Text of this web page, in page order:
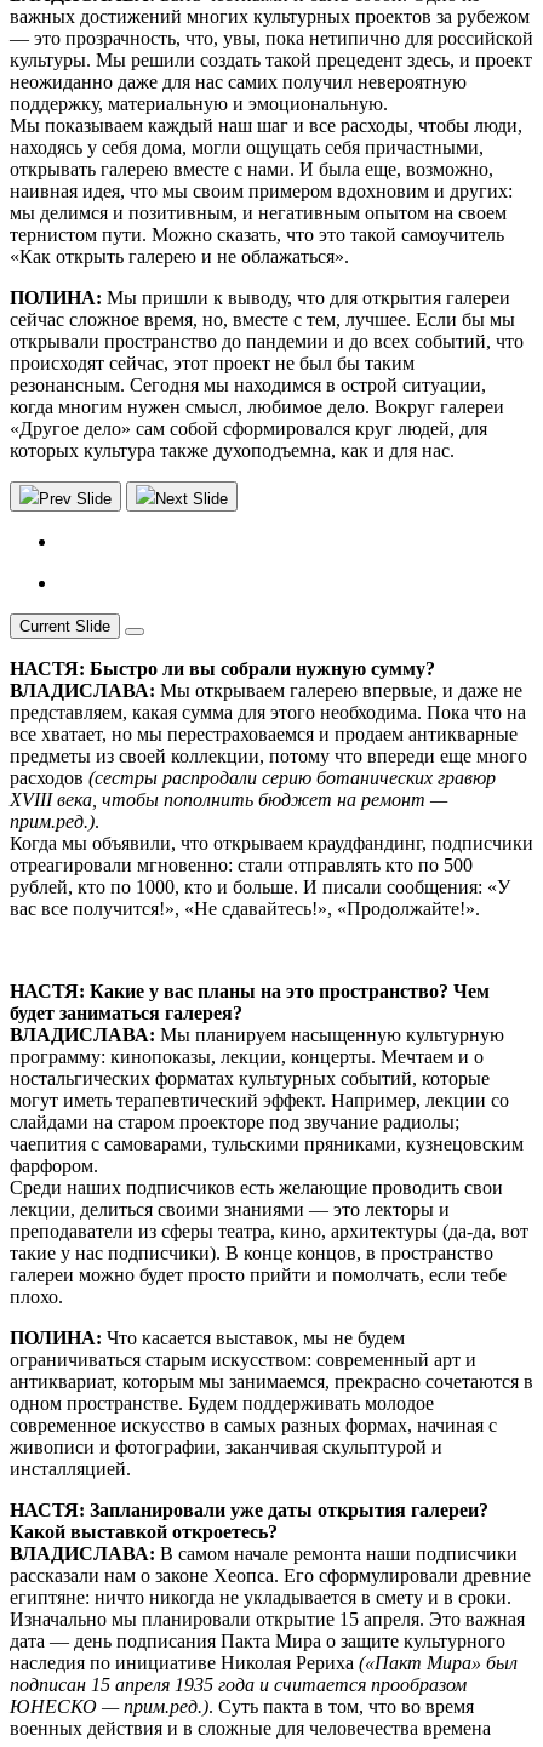
важных достижений многих культурных проектов за рубежом
— это прозрачность, что, увы, пока нетипично для российской
культуры. Мы решили создать такой прецедент здесь, и проект
неожиданно даже для нас самих получил невероятную
поддержку, материальную и эмоциональную.
Мы показываем каждый наш шаг и все расходы, чтобы люди,
находясь у себя дома, могли ощущать себя причастными,
открывать галерею вместе с нами. И была еще, возможно,
наивная идея, что мы своим примером вдохновим и других:
мы делимся и позитивным, и негативным опытом на своем
тернистом пути. Можно сказать, что это такой самоучитель
«Как открыть галерею и не облажаться».
ПОЛИНА: Мы пришли к выводу, что для открытия галереи
сейчас сложное время, но, вместе с тем, лучшее. Если бы мы
открывали пространство до пандемии и до всех событий, что
происходят сейчас, этот проект не был бы таким
резонансным. Сегодня мы находимся в острой ситуации,
когда многим нужен смысл, любимое дело. Вокруг галереи
«Другое дело» сам собой сформировался круг людей, для
которых культура также духоподъемна, как и для нас.
Prev Slide Next Slide
Current Slide
НАСТЯ: Быстро ли вы собрали нужную сумму?
ВЛАДИСЛАВА: Мы открываем галерею впервые, и даже не
представляем, какая сумма для этого необходима. Пока что на
все хватает, но мы перестраховаемся и продаем антикварные
предметы из своей коллекции, потому что впереди еще много
расходов (сестры распродали серию ботанических гравюр
XVIII века, чтобы пополнить бюджет на ремонт —
прим.ред.).
Когда мы объявили, что открываем краудфандинг, подписчики
отреагировали мгновенно: стали отправлять кто по 500
рублей, кто по 1000, кто и больше. И писали сообщения: «У
вас все получится!», «Не сдавайтесь!», «Продолжайте!».
НАСТЯ: Какие у вас планы на это пространство? Чем
будет заниматься галерея?
ВЛАДИСЛАВА: Мы планируем насыщенную культурную
программу: кинопоказы, лекции, концерты. Мечтаем и о
ностальгических форматах культурных событий, которые
могут иметь терапевтический эффект. Например, лекции со
слайдами на старом проекторе под звучание радиолы;
чаепития с самоварами, тульскими пряниками, кузнецовским
фарфором.
Среди наших подписчиков есть желающие проводить свои
лекции, делиться своими знаниями — это лекторы и
преподаватели из сферы театра, кино, архитектуры (да-да, вот
такие у нас подписчики). В конце концов, в пространство
галереи можно будет просто прийти и помолчать, если тебе
плохо.
ПОЛИНА: Что касается выставок, мы не будем
ограничиваться старым искусством: современный арт и
антиквариат, которым мы занимаемся, прекрасно сочетаются в
одном пространстве. Будем поддерживать молодое
современное искусство в самых разных формах, начиная с
живописи и фотографии, заканчивая скульптурой и
инсталляцией.
НАСТЯ: Запланировали уже даты открытия галереи?
Какой выставкой откроетесь?
ВЛАДИСЛАВА: В самом начале ремонта наши подписчики
рассказали нам о законе Хеопса. Его сформулировали древние
египтяне: ничто никогда не укладывается в смету и в сроки.
Изначально мы планировали открытие 15 апреля. Это важная
дата — день подписания Пакта Мира о защите культурного
наследия по инициативе Николая Рериха («Пакт Мира» был
подписан 15 апреля 1935 года и считается прообразом
ЮНЕСКО — прим.ред.). Суть пакта в том, что во время
военных действия и в сложные для человечества времена